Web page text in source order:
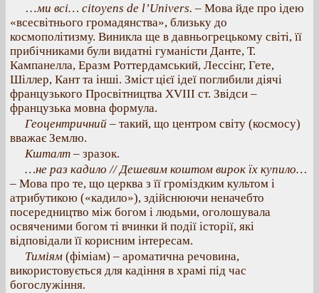
…ми всі… citoyens de l’Univers. – Мова йде про ідею
«всесвітнього громадянства», близьку до
космополітизму. Виникла ще в давньогрецькому світі, її
прибічниками були видатні гуманісти Данте, Т.
Кампанелла, Еразм Роттердамський, Лессінг, Гете,
Шіллер, Кант та інші. Зміст цієї ідеї поглибили діячі
французького Просвітництва XVIII ст. Звідси –
французька мовна формула.
Геоцентричний – такий, що центром світу (космосу)
вважає Землю.
Кшталт – зразок.
…не раз кадило // Дешевим коштом вирок їх купило…
– Мова про те, що церква з її громіздким культом і
атрибутикою («кадило»), здійснюючи неначебто
посередництво між богом і людьми, оголошувала
освяченими богом ті вчинки й події історії, які
відповідали її корисним інтересам.
Тиміям (фіміам) – ароматична речовина,
використовується для кадіння в храмі під час
богослужіння.